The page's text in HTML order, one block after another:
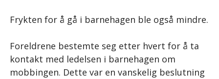
Frykten for å gå i barnehagen ble også mindre.
Foreldrene bestemte seg etter hvert for å ta
kontakt med ledelsen i barnehagen om
mobbingen. Dette var en vanskelig beslutning